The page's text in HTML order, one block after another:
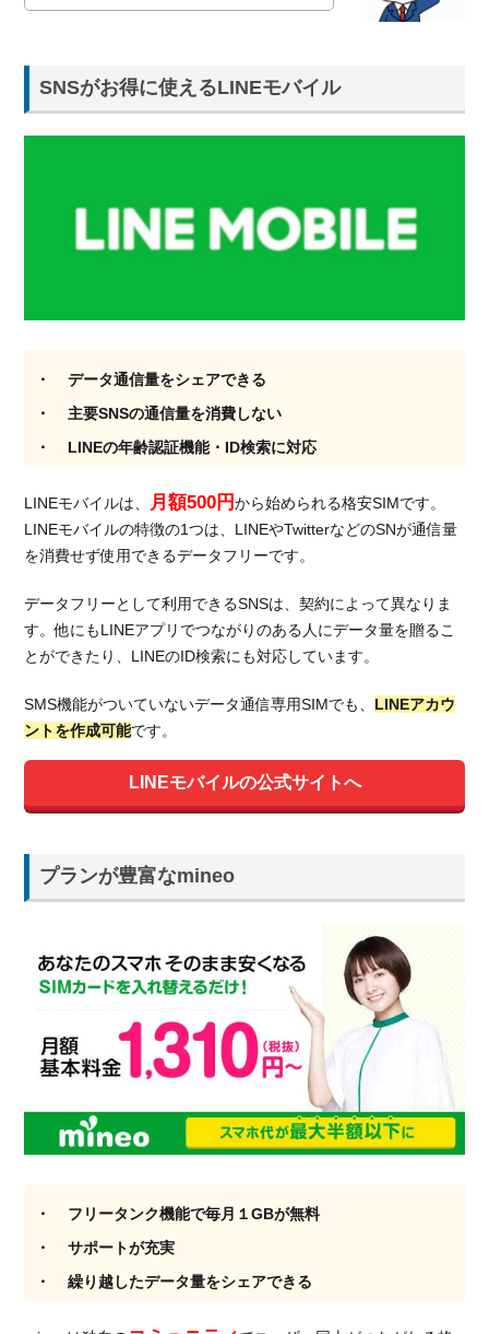
SNSがお得に使えるLINEモバイル
データ通信量をシェアできる
主要SNSの通信量を消費しない
LINEの年齢認証機能・ID検索に対応
LINEモバイルは、 月額500円から始められる格安SIMです。
LINEモバイルの特徴の1つは、LINEやTwitterなどのSNが通信量
を消費せず使用できるデータフリーです。
データフリーとして利用できるSNSは、契約によって異なりま
す。他にもLINEアプリでつながりのある人にデータ量を贈るこ
とができたり、LINEのID検索にも対応しています。
SMS機能がついていないデータ通信専用SIMでも、 LINEアカウ
ントを作成可能です。
LINEモバイルの公式サイトへ
プランが豊富なmineo
フリータンク機能で毎月１GBが無料
サポートが充実
繰り越したデータ量をシェアできる